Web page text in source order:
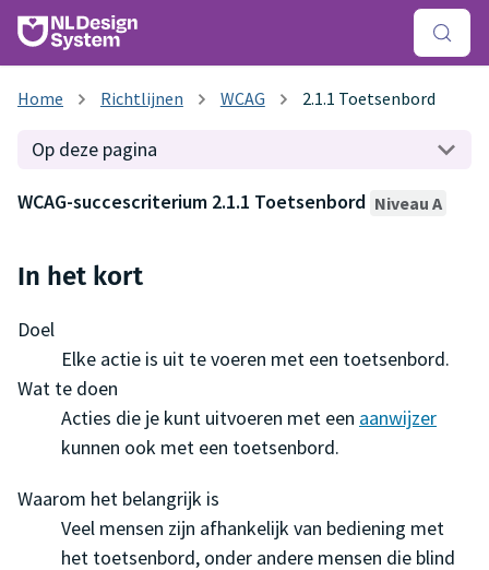
Richtlijnen WCAG 2.1.1 Toetsenbord
Op deze pagina
WCAG-succescriterium 2.1.1 Toetsenbord Niveau A
In het kort
Doel
Elke actie is uit te voeren met een toetsenbord.
Wat te doen
Acties die je kunt uitvoeren met een aanwijzer
kunnen ook met een toetsenbord.
Waarom het belangrijk is
Veel mensen zijn afhankelijk van bediening met
het toetsenbord, onder andere mensen die blind